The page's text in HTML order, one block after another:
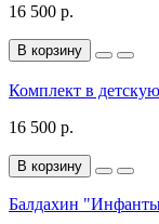
16 500 р.
В корзину
Комплект в
16 500 р.
В корзину
Балдахин